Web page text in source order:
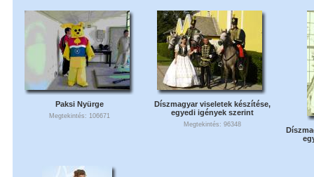
Paksi Nyürge
Megtekintés: 106671
Díszmagyar viseletek készítése,
egyedi igények szerint
Megtekintés: 96348